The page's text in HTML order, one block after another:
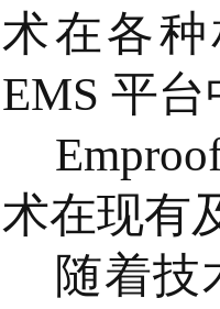
术在各种
EMS 平台
术在现有
随着技